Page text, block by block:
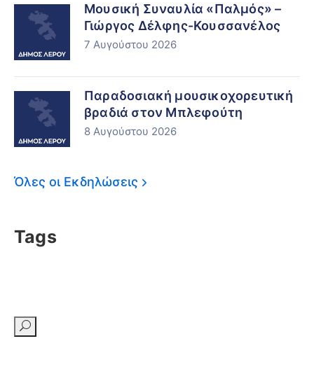
Μουσική Συναυλία «Παλμός» –
Γιώργος Δέλφης-Κουσσανέλος
7 Αυγούστου 2026
Παραδοσιακή μουσικοχορευτική
βραδιά στον Μπλεφούτη
8 Αυγούστου 2026
Όλες οι Εκδηλώσεις
Tags